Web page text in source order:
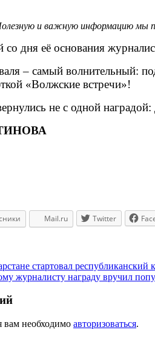
и важную информацию мы
дня её основания
– самый волнительный:
«Волжские встречи»!
не с одной
Mail.ru Twitter
стартовал республиканский
журналисту награду вручил
вам необходимо авторизоваться.